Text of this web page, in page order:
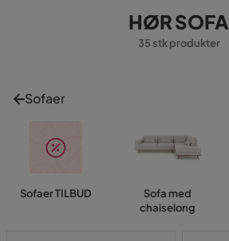
HØR SOFA
35 stk produkter
Sofaer
Sofaer TILBUD
Sofa med
chaiselong